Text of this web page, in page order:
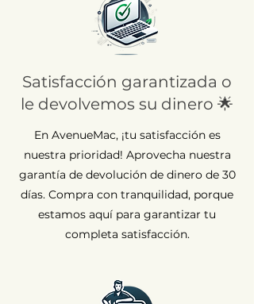
Satisfacción garantizada o
le devolvemos su dinero 🌟
En AvenueMac, ¡tu satisfacción es
nuestra prioridad! Aprovecha nuestra
garantía de devolución de dinero de 30
días. Compra con tranquilidad, porque
estamos aquí para garantizar tu
completa satisfacción.